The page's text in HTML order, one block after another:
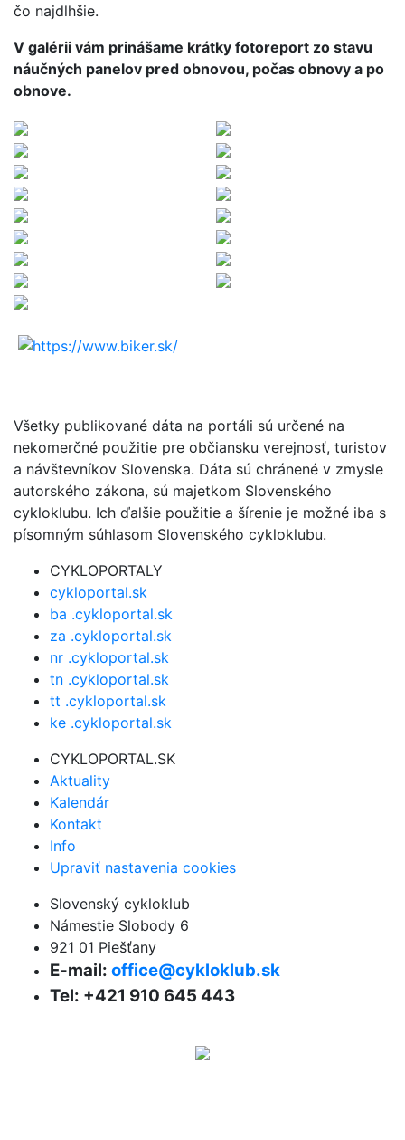
čo najdlhšie.
V galérii vám prinášame krátky fotoreport zo stavu
náučných panelov pred obnovou, počas obnovy a po
obnove.
Všetky publikované dáta na portáli sú určené na
nekomerčné použitie pre občiansku verejnosť, turistov
a návštevníkov Slovenska. Dáta sú chránené v zmysle
autorského zákona, sú majetkom Slovenského
cykloklubu. Ich ďalšie použitie a šírenie je možné iba s
písomným súhlasom Slovenského cykloklubu.
CYKLOPORTALY
cykloportal.sk
ba .cykloportal.sk
za .cykloportal.sk
nr .cykloportal.sk
tn .cykloportal.sk
tt .cykloportal.sk
ke .cykloportal.sk
CYKLOPORTAL.SK
Aktuality
Kalendár
Kontakt
Info
Upraviť nastavenia cookies
Slovenský cykloklub
Námestie Slobody 6
921 01 Piešťany
E-mail: office@cykloklub.sk
Tel: +421 910 645 443